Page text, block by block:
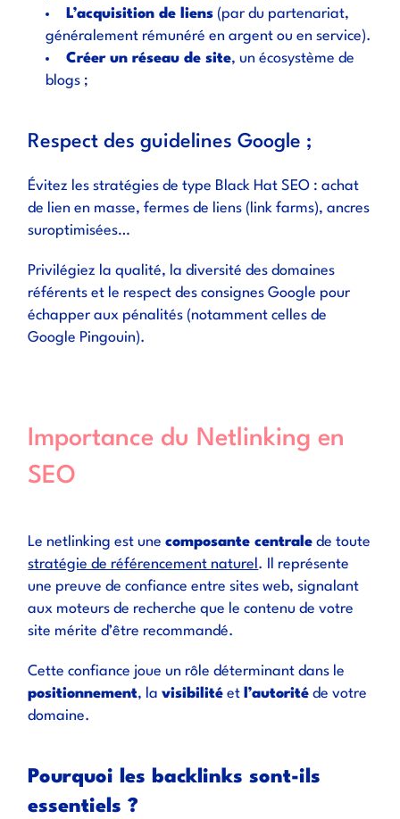
L’acquisition de liens (par du partenariat,
généralement rémunéré en argent ou en service).
Créer un réseau de site, un écosystème de
blogs ;
Respect des guidelines Google ;
Évitez les stratégies de type Black Hat SEO : achat
de lien en masse, fermes de liens (link farms), ancres
suroptimisées…
Privilégiez la qualité, la diversité des domaines
référents et le respect des consignes Google pour
échapper aux pénalités (notamment celles de
Google Pingouin).
Importance du Netlinking en
SEO
Le netlinking est unecomposante centrale de toute
stratégie de référencement naturel . Il représente
une preuve de confiance entre sites web, signalant
aux moteurs de recherche que le contenu de votre
site mérite d’être recommandé.
Cette confiance joue un rôle déterminant dans le
positionnement, lavisibilité et l’autorité de votre
domaine.
Pourquoi les backlinks sont-ils
essentiels ?